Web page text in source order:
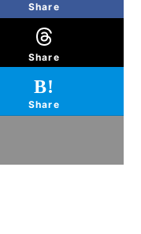
Share
Share
Share